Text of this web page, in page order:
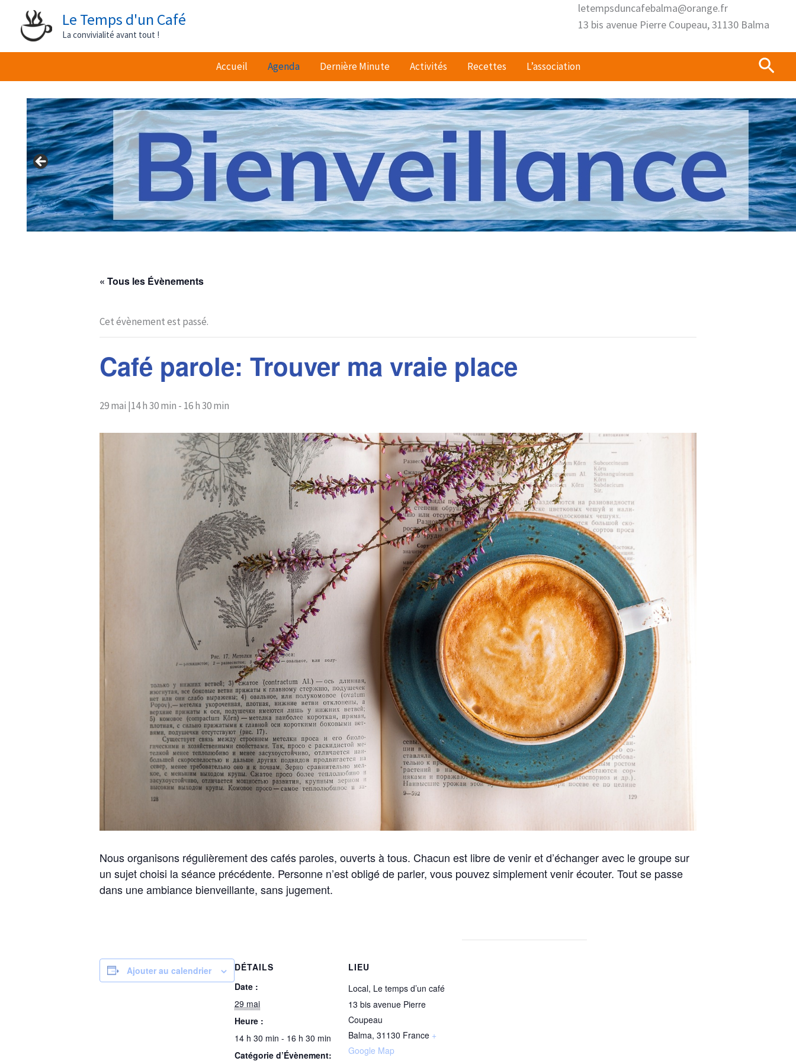
contenu
Le Temps d'un Café
La convivialité avant tout !
letempsduncafebalma@orange.fr
13 bis avenue Pierre Coupeau, 31130 Balma
Accueil Agenda Dernière Minute Activités Recettes L’association
« Tous les Évènements
Cet évènement est passé.
Café parole: Trouver ma vraie place
29 mai |14 h 30 min - 16 h 30 min
Nous organisons régulièrement des cafés paroles, ouverts à tous. Chacun est libre de venir et d’échanger avec le groupe sur
un sujet choisi la séance précédente. Personne n’est obligé de parler, vous pouvez simplement venir écouter. Tout se passe
dans une ambiance bienveillante, sans jugement.
Ajouter au calendrier
DÉTAILS
Date :
29 mai
Heure :
14 h 30 min - 16 h 30 min
Catégorie d’Évènement:
LIEU
Local, Le temps d’un café
13 bis avenue Pierre
Coupeau
Balma, 31130 France +
Google Map